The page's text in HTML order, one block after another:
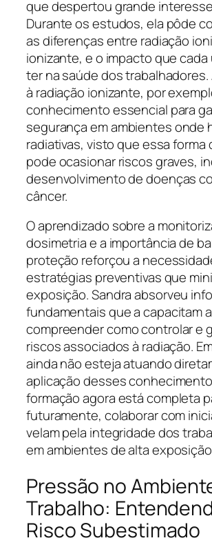
que despertou grande
Durante os estudos, ela pôde
as diferenças entre radiação
ionizante, e o impacto que cada
ter na saúde dos
à radiação ionizante, por
conhecimento essencial para
segurança em ambientes onde
radiativas, visto que essa forma
pode ocasionar riscos graves,
desenvolvimento de doenças
câncer.
O aprendizado sobre a
dosimetria e a importância de
proteção reforçou a
estratégias preventivas que
exposição. Sandra absorveu
fundamentais que a capacitam a
compreender como controlar e
riscos associados à radiação.
ainda não esteja atuando
aplicação desses
formação agora está completa
futuramente, colaborar com
velam pela integridade dos
em ambientes de alta
Pressão no
Trabalho:
Risco Subestimado